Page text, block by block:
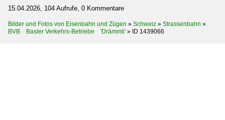
15.04.2026, 104 Aufrufe, 0 Kommentare
Bilder und Fotos von Eisenbahn und Zügen » Schweiz » Strassenbahn »
BVB Basler Verkehrs-Betriebe 'Drämmli' » ID 1439066